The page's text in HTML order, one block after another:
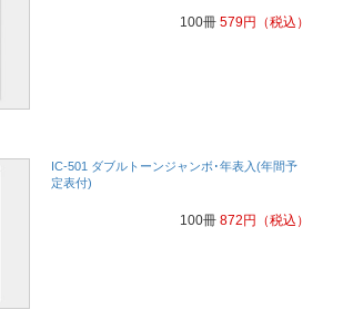
100冊 579円 （税込）
IC-501 ダブルトーンジャンボ･年表入(年間予
定表付)
100冊 872 円 （税込）